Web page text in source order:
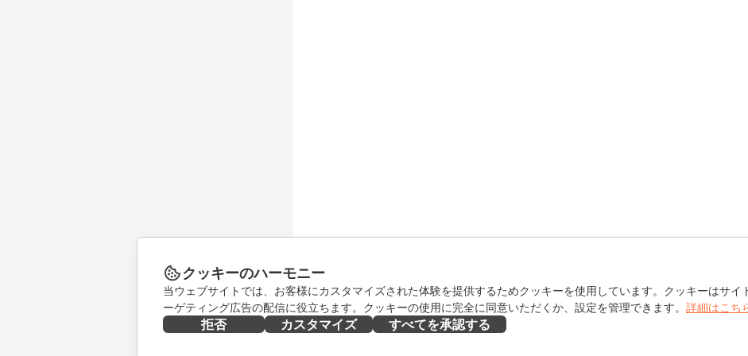
クッキーのハーモニー
当ウェブサイトでは、お客様にカスタマイズされた体験を提供するためクッキーを使用しています。クッキーはサイ
ーゲティング広告の配信に役立ちます。クッキーの使用に完全に同意いただくか、設定を管理できます。 詳細はこち
拒否 カスタマイズ すべてを承認する